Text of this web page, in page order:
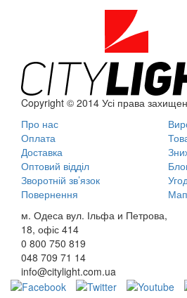
Copyright © 2014 Усі права
Про нас
Оплата
Доставка
Оптовий відділ
Зворотній зв’язок
Повернення
м. Одеса вул. Ільфа и Петрова,
18, офіс 414
0 800 750 819
048 709 71 14
info@citylight.com.ua